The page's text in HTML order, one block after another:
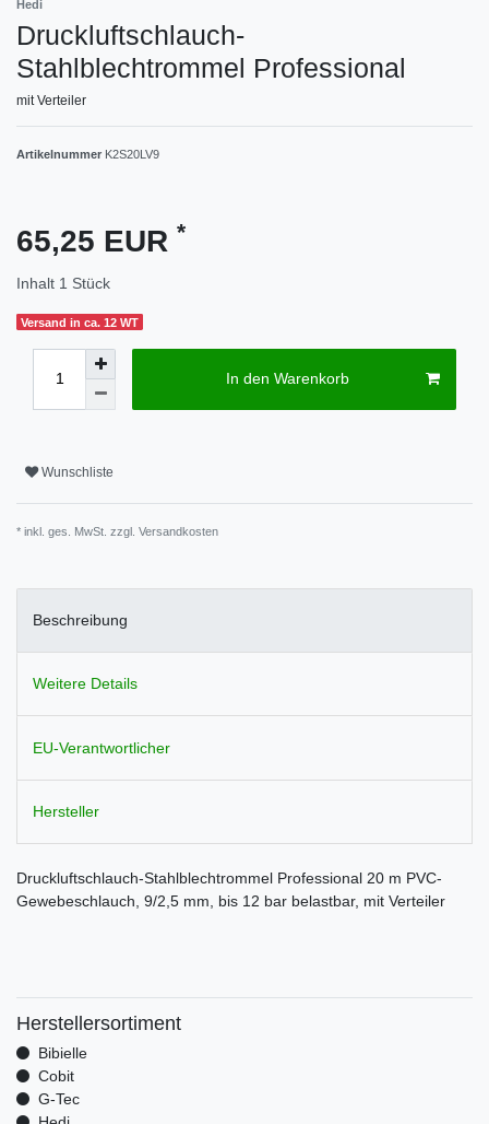
Hedi
Druckluftschlauch-
Stahlblechtrommel Professional
mit Verteiler
Artikelnummer K2S20LV9
65,25 EUR *
Inhalt 1 Stück
Versand in ca. 12 WT
In den Warenkorb
Wunschliste
* inkl. ges. MwSt. zzgl. Versandkosten
Beschreibung
Weitere Details
EU-Verantwortlicher
Hersteller
Druckluftschlauch-Stahlblechtrommel Professional 20 m PVC-
Gewebeschlauch, 9/2,5 mm, bis 12 bar belastbar, mit Verteiler
Herstellersortiment
Bibielle
Cobit
G-Tec